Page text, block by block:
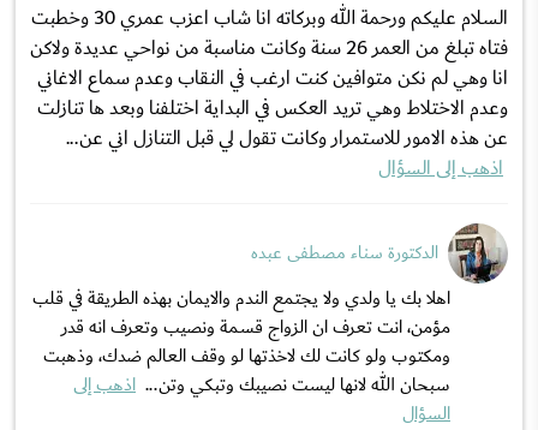
السلام عليكم ورحمة الله وبركاته انا شاب اعزب عمري 30 وخطبت
فتاه تبلغ من العمر 26 سنة وكانت مناسبة من نواحي عديدة ولاكن
انا وهي لم نكن متوافين كنت ارغب في النقاب وعدم سماع الاغاني
وعدم الاختلاط وهي تريد العكس في البداية اختلفنا وبعد ها تنازلت
عن هذه الامور للاستمرار وكانت تقول لي قبل التنازل اني عن...
اذهب إلى السؤال
الدكتورة سناء مصطفى عبده
اهلا بك يا ولدي ولا يجتمع الندم والايمان بهذه الطريقة في قلب
مؤمن، انت تعرف ان الزواج قسمة ونصيب وتعرف انه قدر
ومكتوب ولو كانت لك لاخذتها لو وقف العالم ضدك، وذهبت
سبحان الله لانها ليست نصيبك وتبكي وتن... اذهب إلى
السؤال